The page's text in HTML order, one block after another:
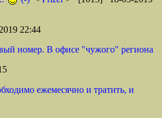
22:44
номер. В офисе "чужого" региона
ежемесячно и тратить, и